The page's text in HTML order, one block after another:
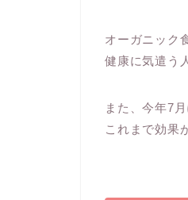
オーガニック
健康に気遣う
また、今年7
これまで効果